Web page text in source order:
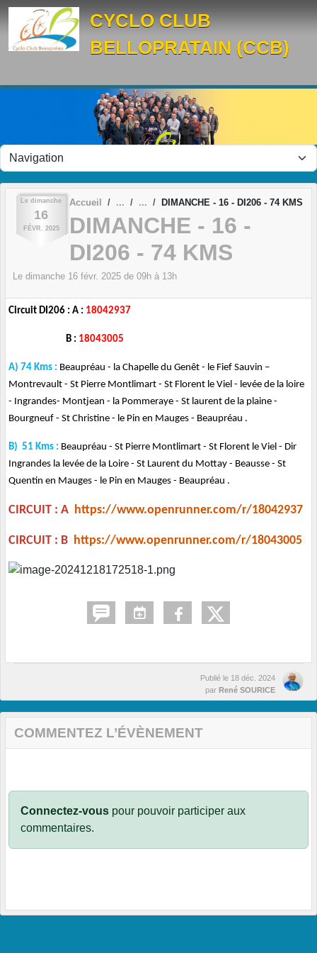
CYCLO CLUB
BELLOPRATAIN (CCB)
Le dimanche
16
FÉVR. 2025
Accueil DIMANCHE - 16 - DI206 - 74 KMS
DIMANCHE - 16 -
DI206 - 74 KMS
Le dimanche 16 févr. 2025 de 09h à 13h
Circuit DI206 : A : 18042937
B : 18043005
A) 74 Kms : Beaupréau - la Chapelle du Genêt - le Fief Sauvin –
Montrevault - St Pierre Montlimart - St Florent le Viel - levée de la loire
- Ingrandes- Montjean - la Pommeraye - St laurent de la plaine -
Bourgneuf - St Christine - le Pin en Mauges - Beaupréau .
B) 51 Kms : Beaupréau - St Pierre Montlimart - St Florent le Viel - Dir
Ingrandes la levée de la Loire - St Laurent du Mottay - Beausse - St
Quentin en Mauges - le Pin en Mauges - Beaupréau .
CIRCUIT : A https://www.openrunner.com/r/18042937
CIRCUIT : B https://www.openrunner.com/r/18043005
Publié le 18 déc. 2024
par René SOURICE
COMMENTEZ L’ÉVÈNEMENT
Connectez-vous pour pouvoir participer aux
commentaires.
Panneau de gestion des cookies